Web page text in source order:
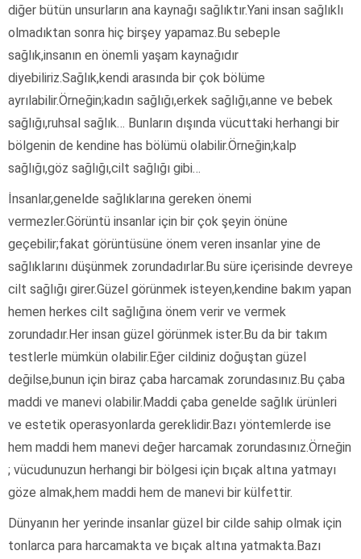
diğer bütün unsurların ana kaynağı sağlıktır.Yani insan sağlıklı
olmadıktan sonra hiç birşey yapamaz.Bu sebeple
sağlık,insanın en önemli yaşam kaynağıdır
diyebiliriz.Sağlık,kendi arasında bir çok bölüme
ayrılabilir.Örneğin;kadın sağlığı,erkek sağlığı,anne ve bebek
sağlığı,ruhsal sağlık… Bunların dışında vücuttaki herhangi bir
bölgenin de kendine has bölümü olabilir.Örneğin;kalp
sağlığı,göz sağlığı,cilt sağlığı gibi…
İnsanlar,genelde sağlıklarına gereken önemi
vermezler.Görüntü insanlar için bir çok şeyin önüne
geçebilir;fakat görüntüsüne önem veren insanlar yine de
sağlıklarını düşünmek zorundadırlar.Bu süre içerisinde devreye
cilt sağlığı girer.Güzel görünmek isteyen,kendine bakım yapan
hemen herkes cilt sağlığına önem verir ve vermek
zorundadır.Her insan güzel görünmek ister.Bu da bir takım
testlerle mümkün olabilir.Eğer cildiniz doğuştan güzel
değilse,bunun için biraz çaba harcamak zorundasınız.Bu çaba
maddi ve manevi olabilir.Maddi çaba genelde sağlık ürünleri
ve estetik operasyonlarda gereklidir.Bazı yöntemlerde ise
hem maddi hem manevi değer harcamak zorundasınız.Örneğin
; vücudunuzun herhangi bir bölgesi için bıçak altına yatmayı
göze almak,hem maddi hem de manevi bir külfettir.
Dünyanın her yerinde insanlar güzel bir cilde sahip olmak için
tonlarca para harcamakta ve bıçak altına yatmakta.Bazı